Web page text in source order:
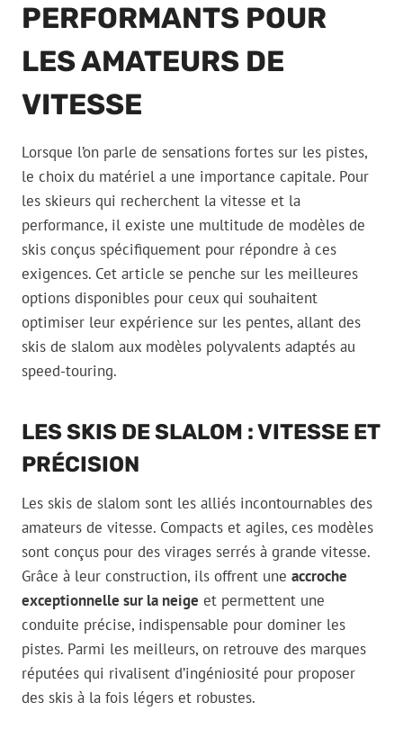
PERFORMANTS POUR
LES AMATEURS DE
VITESSE
Lorsque l’on parle de sensations fortes sur les pistes,
le choix du matériel a une importance capitale. Pour
les skieurs qui recherchent la vitesse et la
performance, il existe une multitude de modèles de
skis conçus spécifiquement pour répondre à ces
exigences. Cet article se penche sur les meilleures
options disponibles pour ceux qui souhaitent
optimiser leur expérience sur les pentes, allant des
skis de slalom aux modèles polyvalents adaptés au
speed-touring.
LES SKIS DE SLALOM : VITESSE ET
PRÉCISION
Les skis de slalom sont les alliés incontournables des
amateurs de vitesse. Compacts et agiles, ces modèles
sont conçus pour des virages serrés à grande vitesse.
Grâce à leur construction, ils offrent une accroche
exceptionnelle sur la neige et permettent une
conduite précise, indispensable pour dominer les
pistes. Parmi les meilleurs, on retrouve des marques
réputées qui rivalisent d’ingéniosité pour proposer
des skis à la fois légers et robustes.